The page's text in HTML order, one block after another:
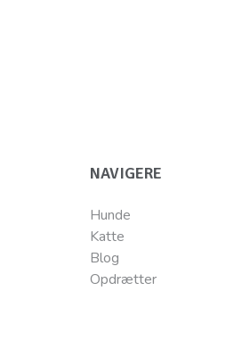
NAVIGERE
Hunde
Katte
Blog
Opdrætter